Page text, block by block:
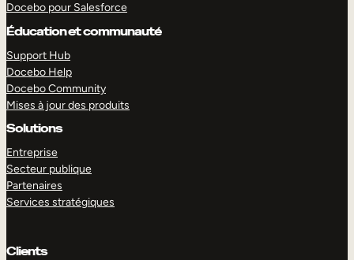
Docebo pour Salesforce
Éducation et communauté
Support Hub
Docebo Help
Docebo Community
Mises à jour des produits
Solutions
Entreprise
Secteur publique
Partenaires
Services stratégiques
Clients